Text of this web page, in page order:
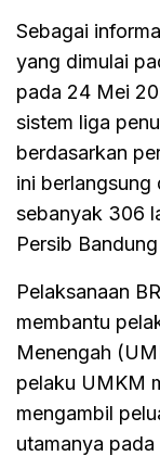
Sebagai
yang dimulai
pada 24 Mei
sistem liga
berdasarkan
ini berlangsung
sebanyak 306
Persib
Pelaksanaan
membantu
Menengah
pelaku UMKM
mengambil
utamanya